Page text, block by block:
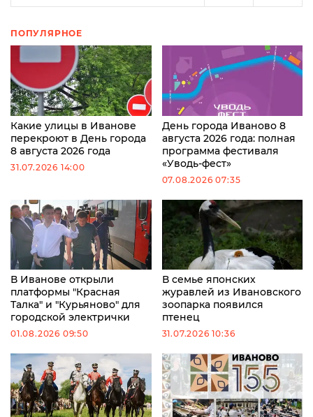
ПОПУЛЯРНОЕ
Какие улицы в Иванове
перекроют в День города
8 августа 2026 года
31.07.2026 14:00
День города Иваново 8
августа 2026 года: полная
программа фестиваля
«Уводь-фест»
07.08.2026 07:35
В Иванове открыли
платформы "Красная
Талка" и "Курьяново" для
городской электрички
01.08.2026 09:50
В семье японских
журавлей из Ивановского
зоопарка появился
птенец
31.07.2026 10:36